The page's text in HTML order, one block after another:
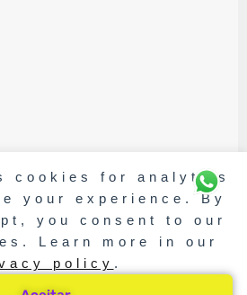
cookies for analytics
your experience. By
you consent to our
Learn more in our
policy .